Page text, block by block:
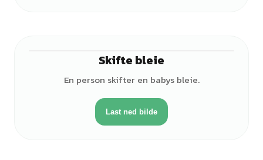
Skifte bleie
En person skifter en babys bleie.
Last ned bilde